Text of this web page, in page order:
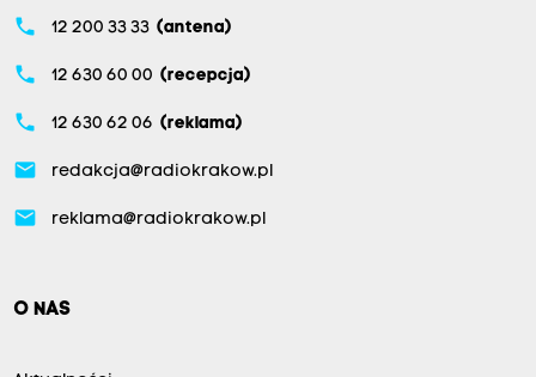
phone 12 200 33 33 (antena)
phone 12 630 60 00 (recepcja)
phone 12 630 62 06 (reklama)
email redakcja@radiokrakow.pl
email reklama@radiokrakow.pl
O NAS